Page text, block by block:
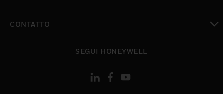
CONTATTO
SEGUI HONEYWELL